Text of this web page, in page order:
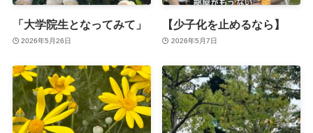
「大学院生となってみて」
2026年5月26日
【少子化を止めるなら】
2026年5月7日